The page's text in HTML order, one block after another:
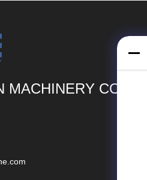
CO.,LTD